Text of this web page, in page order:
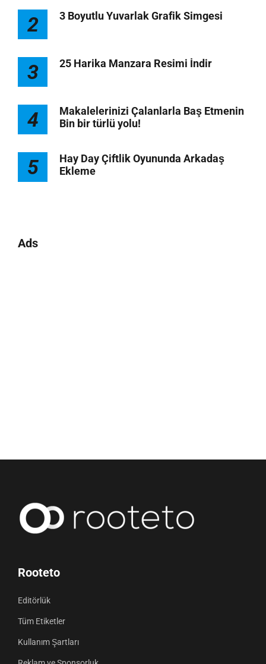
2 3 Boyutlu Yuvarlak Grafik Simgesi
3 25 Harika Manzara Resimi İndir
4
Makalelerinizi Çalanlarla Baş Etmenin
Bin bir türlü yolu!
5
Hay Day Çiftlik Oyununda Arkadaş
Ekleme
Ads
Rooteto
Editörlük
Tüm Etiketler
Kullanım Şartları